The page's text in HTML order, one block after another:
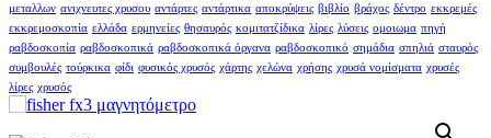
μεταλλων ανιχνευτες χρυσου αντάρτες αντάρτικα αποκρύψεις βιβλίο βράχος δέντρο εκκρεμές
εκκρεμοσκοπία ελλάδα ερμηνείες θησαυρός κομιτατζίδικα λίρες λύσεις ομοιωμα πηγή
ραβδοσκοπία ραβδοσκοπικά ραβδοσκοπικά όργανα ραβδοσκοπικό σημάδια σπηλιά σταυρός
συμβουλές τούρκικα φίδι φυσικός χρυσός χάρτης χελώνα χρήσης χρυσά νομίσματα χρυσές
λίρες χρυσός